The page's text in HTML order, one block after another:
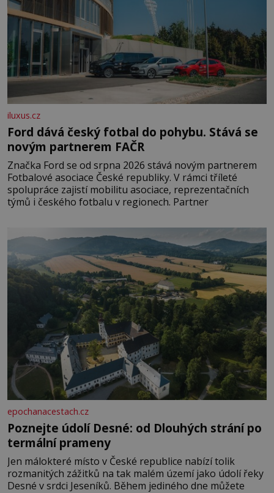
iluxus.cz
Ford dává český fotbal do pohybu. Stává se
novým partnerem FAČR
Značka Ford se od srpna 2026 stává novým partnerem
Fotbalové asociace České republiky. V rámci tříleté
spolupráce zajistí mobilitu asociace, reprezentačních
týmů i českého fotbalu v regionech. Partner
epochanacestach.cz
Poznejte údolí Desné: od Dlouhých strání po
termální prameny
Jen málokteré místo v České republice nabízí tolik
rozmanitých zážitků na tak malém území jako údolí řeky
Desné v srdci Jeseníků. Během jediného dne můžete